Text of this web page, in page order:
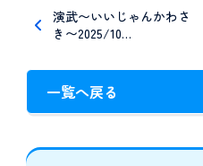
演武〜いいじゃんかわさ
き〜2025/10…
一覧へ戻る